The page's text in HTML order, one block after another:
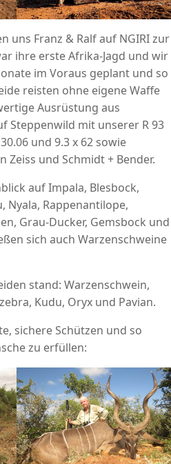
uns Franz & Ralf auf NGIRI zur
ihre erste Afrika-Jagd und wir
im Voraus geplant und so
reisten ohne eigene Waffe
Ausrüstung aus
Steppenwild mit unserer R 93
und 9.3 x 62 sowie
und Schmidt + Bender.
auf Impala, Blesbock,
Nyala, Rappenantilope,
Grau-Ducker, Gemsbock und
sich auch Warzenschweine
stand: Warzenschwein,
Kudu, Oryx und Pavian.
sichere Schützen und so
zu erfüllen: